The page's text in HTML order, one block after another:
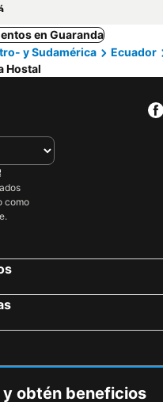
en Guaranda
y Sudamérica Ecuador
Hostal
como
y obtén beneficios